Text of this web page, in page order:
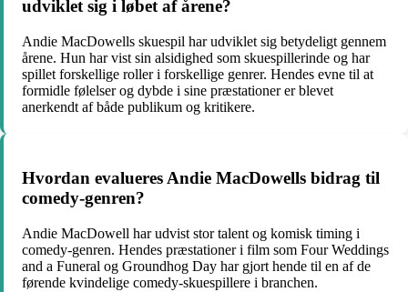
udviklet sig i løbet af årene?
Andie MacDowells skuespil har udviklet sig betydeligt gennem
årene. Hun har vist sin alsidighed som skuespillerinde og har
spillet forskellige roller i forskellige genrer. Hendes evne til at
formidle følelser og dybde i sine præstationer er blevet
anerkendt af både publikum og kritikere.
Hvordan evalueres Andie MacDowells bidrag til
comedy-genren?
Andie MacDowell har udvist stor talent og komisk timing i
comedy-genren. Hendes præstationer i film som Four Weddings
and a Funeral og Groundhog Day har gjort hende til en af ​​de
førende kvindelige comedy-skuespillere i branchen.